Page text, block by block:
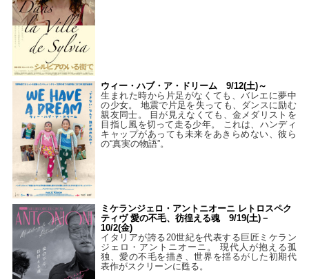
ウィー・ハブ・ア・ドリーム 9/12(土)～
生まれた時から片足がなくても、バレエに夢中
の少女。 地震で片足を失っても、ダンスに励む
親友同士。 目が見えなくても、金メダリストを
目指し風を切って走る少年。 これは、ハンディ
キャップがあっても未来をあきらめない、彼ら
の“真実の物語”。
ミケランジェロ・アントニオーニ レトロスペク
ティヴ 愛の不毛、彷徨える魂 9/19(土)－
10/2(金)
イタリアが誇る20世紀を代表する巨匠ミケラン
ジェロ・アントニオーニ。 現代人が抱える孤
独、愛の不毛を描き、世界を揺るがした初期代
表作がスクリーンに甦る。